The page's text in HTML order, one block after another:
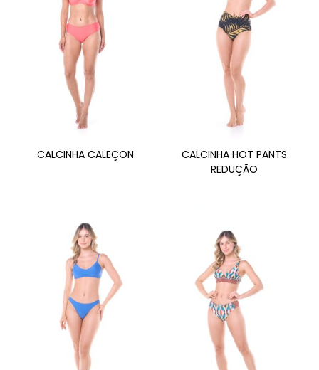
CALCINHA CALEÇON
CALCINHA HOT PANTS
REDUÇÃO